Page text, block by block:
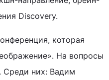
Discovery.
которая
На вопросы
Среди них: Вадим